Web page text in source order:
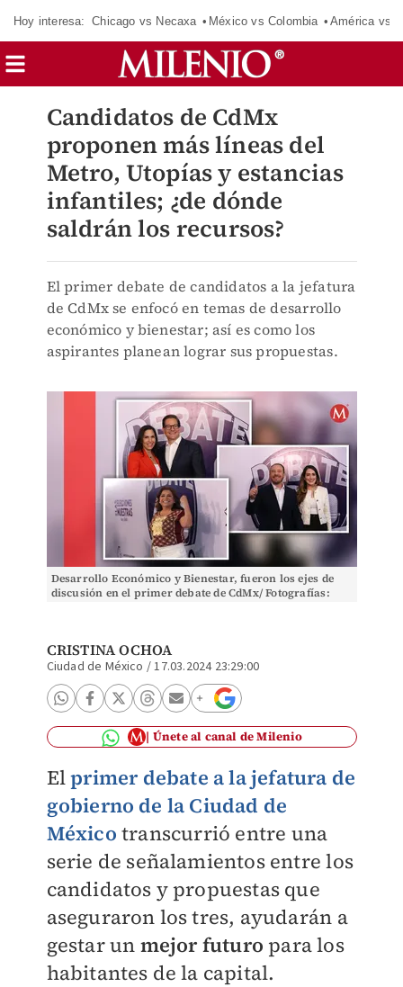
Hoy interesa: Chicago vs Necaxa México vs Colombia América vs
Candidatos de CdMx
proponen más líneas del
Metro, Utopías y estancias
infantiles; ¿de dónde
saldrán los recursos?
El primer debate de candidatos a la jefatura
de CdMx se enfocó en temas de desarrollo
económico y bienestar; así es como los
aspirantes planean lograr sus propuestas.
Desarrollo Económico y Bienestar, fueron los ejes de
discusión en el primer debate de CdMx/ Fotografías:
CRISTINA OCHOA
Ciudad de México /17.03.2024 23:29:00
Únete al canal de Milenio
Elprimer debate a la jefatura de
gobierno de la Ciudad de
México transcurrió entre una
serie de señalamientos entre los
candidatos y propuestas que
aseguraron los tres, ayudarán a
gestar un mejor futuro para los
habitantes de la capital.